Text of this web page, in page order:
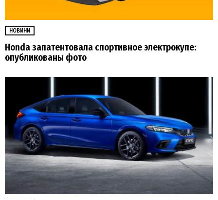
НОВИНИ
Honda запатентовала спортивное электрокупе:
опубликованы фото